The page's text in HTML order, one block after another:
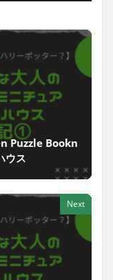
Puzzle Bookn
ウス
Next